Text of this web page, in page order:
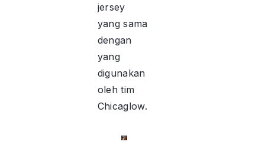
jersey
yang sama
dengan
yang
digunakan
oleh tim
Chicaglow.